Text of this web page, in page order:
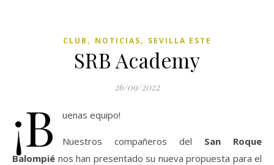
CLUB , NOTICIAS, SEVILLA ESTE
SRB Academy
26/09/2022
¡B uenas equipo!
Nuestros compañeros del San Roque
Balompié nos han presentado su nueva propuesta para el